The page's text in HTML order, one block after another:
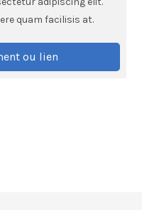
quam facilisis at.
ou lien